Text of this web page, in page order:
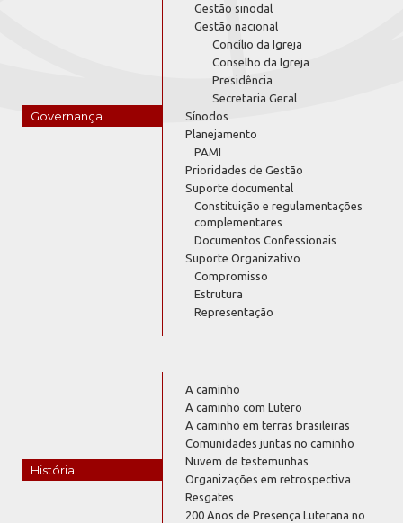
Governança
Gestão sinodal
Gestão nacional
Concílio da Igreja
Conselho da Igreja
Presidência
Secretaria Geral
Sínodos
Planejamento
PAMI
Prioridades de Gestão
Suporte documental
Constituição e regulamentações
complementares
Documentos Confessionais
Suporte Organizativo
Compromisso
Estrutura
Representação
História
A caminho
A caminho com Lutero
A caminho em terras brasileiras
Comunidades juntas no caminho
Nuvem de testemunhas
Organizações em retrospectiva
Resgates
200 Anos de Presença Luterana no